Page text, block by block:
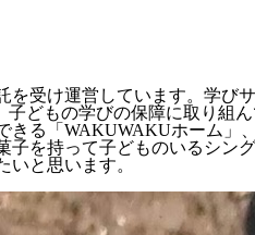
受け運営しています。学び
どもの学びの保障に取り組
きる「WAKUWAKUホーム」
を持って子どものいるシン
と思います。